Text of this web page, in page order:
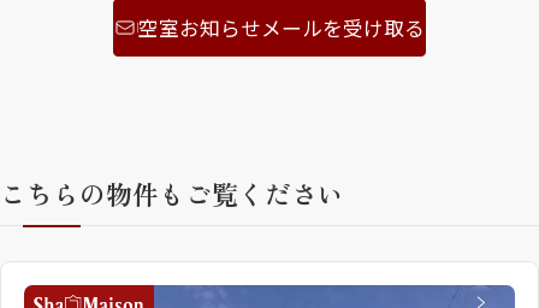
シャーメゾンライフ GUARD
らくらくプラチナ
空室お知らせメールを受け取る
こちらの物件もご覧ください